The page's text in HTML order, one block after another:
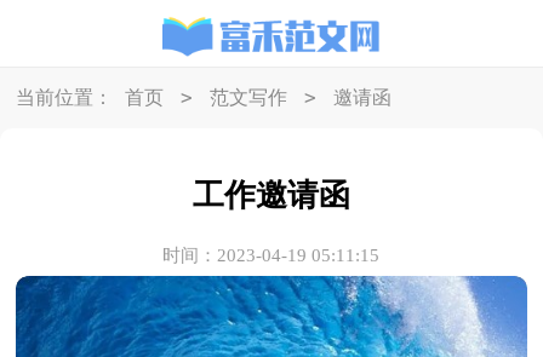
当前位置： 首页 > 范文写作 > 邀请函
工作邀请函
时间：2023-04-19 05:11:15